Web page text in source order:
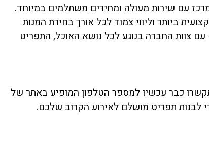
עם שירות מעולה ומחירים משתלמים במיוחד.
ביותר וליווי צמוד לכל אורך בחירת המנות
צוות החברה בנוגע לכל נושא האוכל, התפריט
כבר עכשיו למספר הטלפון המופיע באתר של
לבנות תפריט מושלם לאירוע הקרוב שלכם.